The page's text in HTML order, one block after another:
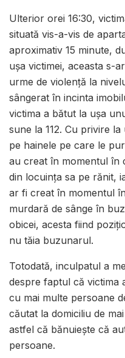
Ulterior orei 16:30,
situată vis-a-vis de
aproximativ 15 minute,
ușa victimei, aceasta s-
urme de violență la
sângerat în incinta
victima a bătut la ușa
sune la 112. Cu privire
pe hainele pe care le
au creat în momentul în
din locuința sa pe rănit,
ar fi creat în momentul
murdară de sânge în
obicei, acesta fiind
nu tăia buzunarul.
Totodată, inculpatul a
despre faptul că victima
cu mai multe persoane
căutat la domiciliu de
astfel că bănuiește că
persoane.